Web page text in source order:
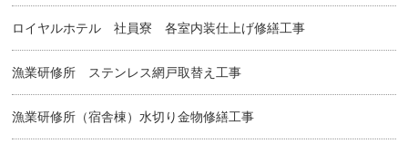
ロイヤルホテル 社員寮 各室内装仕上げ修繕工事
漁業研修所 ステンレス網戸取替え工事
漁業研修所（宿舎棟）水切り金物修繕工事